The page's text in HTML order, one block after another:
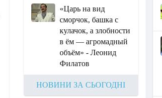
«Царь на вид
сморчок, башка с
кулачок, а злобности
в ём — агромадный
объём» - Леонид
Филатов
НОВИНИ ЗА СЬОГОДНІ